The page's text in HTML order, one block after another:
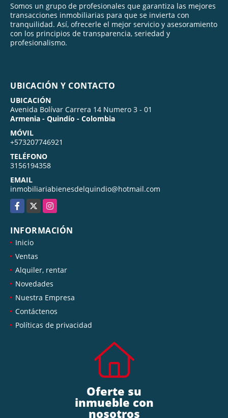
Somos un grupo de profesionales que garantiza las mejores
transacciones inmobiliarias para que se invierta con
tranquilidad. Así, ofrecerle el mejor servicio y asesoramiento
con los principios de transparencia, seriedad y
profesionalismo.
UBICACIÓN Y CONTACTO
UBICACIÓN
Avenida Bolívar Carrera 14 Numero 3 - 01
Armenia - Quindío - Colombia
MÓVIL
+573207746921
TELÉFONO
3156194358
EMAIL
inmobiliariabienesdelquindio@hotmail.com
Facebook
X Instagram
INFORMACIÓN
Inicio
Ventas
Alquiler, rentar
Novedades
Nuestra Empresa
Contáctenos
Políticas de privacidad
Oferte su
inmueble con
nosotros